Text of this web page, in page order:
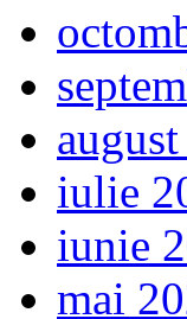
iulie
iunie
mai